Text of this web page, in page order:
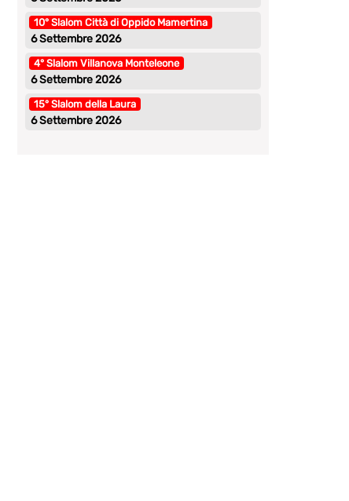
10° Slalom Città di Oppido Mamertina
6 Settembre 2026
4° Slalom Villanova Monteleone
6 Settembre 2026
15° Slalom della Laura
6 Settembre 2026